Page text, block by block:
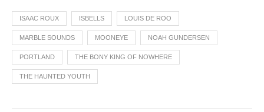
ISAAC ROUX ISBELLS LOUIS DE ROO
MARBLE SOUNDS MOONEYE NOAH GUNDERSEN
PORTLAND THE BONY KING OF NOWHERE
THE HAUNTED YOUTH